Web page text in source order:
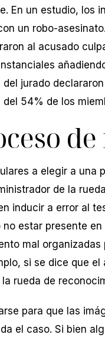
En un estudio, los
un robo-
al acusado
jurado
54% de los
a elegir a una
de la
inducir a error al
estar presente
mal
si se dice que
rueda de
para que las
el caso. Si bien
MARRERO